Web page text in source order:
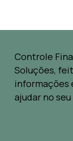
Controle
Soluções,
informações
ajudar no